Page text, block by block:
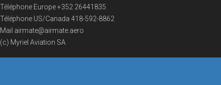
Téléphone Europe+352 26441835
Téléphone US/Canada 418-592-8862
Mail airmate@airmate.aero
(c) Myriel Aviation SA